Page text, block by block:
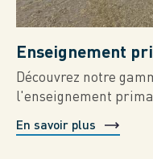
Enseignement
Découvrez notre
l'enseignement
En savoir plus